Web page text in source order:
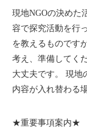
現地NGOの決めた
容で探究活動を行
を教えるものです
考え、準備してく
大丈夫です。 現地
内容が入れ替わる
★重要事項案内★